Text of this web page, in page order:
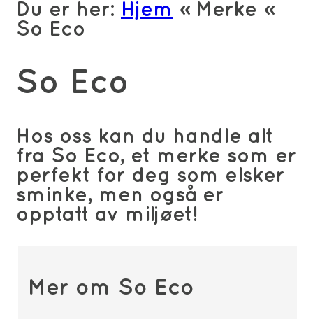
Du er her: Hjem » Merke »
So Eco
So Eco
Hos oss kan du handle alt
fra So Eco, et merke som er
perfekt for deg som elsker
sminke, men også er
opptatt av miljøet!
Mer om So Eco